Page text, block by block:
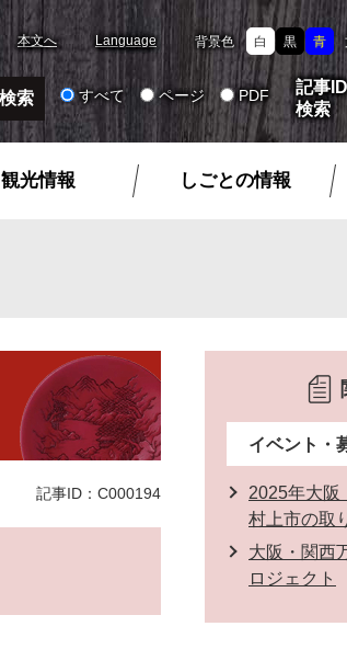
本文へ Language 背景色 白 黒 青
すべて ページ PDF
記事ID
検索
観光情報 しごとの情報
記事ID：C000194
イベント・
2025年大阪
村上市の取
大阪・関西
ロジェクト